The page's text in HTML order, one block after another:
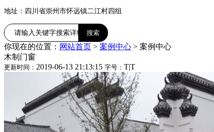
地址：四川省崇州市怀远镇二江村四组
你现在的位置： 网站首页 > 案例中心 > 案例中心
木制门窗
更新时间： 2019-06-13 21:13:15 字号： T|T